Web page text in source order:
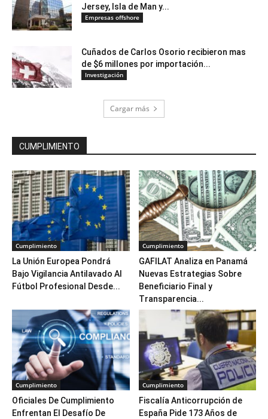
Jersey, Isla de Man y...
Empresas offshore
Cuñados de Carlos Osorio recibieron mas
de $6 millones por importación...
Investigación
Cargar más
CUMPLIMIENTO
Cumplimiento
La Unión Europea Pondrá
Bajo Vigilancia Antilavado Al
Fútbol Profesional Desde...
Cumplimiento
GAFILAT Analiza en Panamá
Nuevas Estrategias Sobre
Beneficiario Final y
Transparencia...
Cumplimiento
Oficiales De Cumplimiento
Enfrentan El Desafío De
Cumplimiento
Fiscalía Anticorrupción de
España Pide 173 Años de